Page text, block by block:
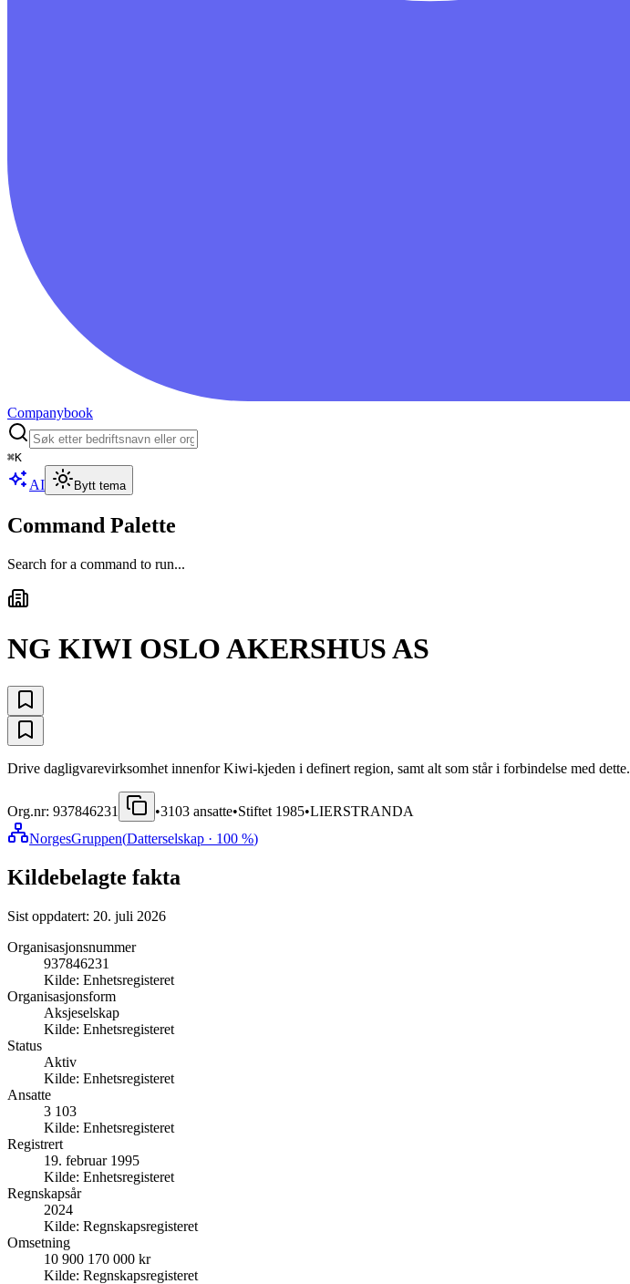
Companybook
⌘K
AI Bytt tema
Command Palette
Search for a command to run...
NG KIWI OSLO AKERSHUS AS
Drive dagligvarevirksomhet innenfor Kiwi-kjeden i definert region, samt alt som står i forbindelse med dette.
Org.nr: 937846231 •3103 ansatte•Stiftet 1985•LIERSTRANDA
NorgesGruppen(Datterselskap · 100 %)
Kildebelagte fakta
Sist oppdatert: 20. juli 2026
Organisasjonsnummer
937846231
Kilde: Enhetsregisteret
Organisasjonsform
Aksjeselskap
Kilde: Enhetsregisteret
Status
Aktiv
Kilde: Enhetsregisteret
Ansatte
3 103
Kilde: Enhetsregisteret
Registrert
19. februar 1995
Kilde: Enhetsregisteret
Regnskapsår
2024
Kilde: Regnskapsregisteret
Omsetning
10 900 170 000 kr
Kilde: Regnskapsregisteret